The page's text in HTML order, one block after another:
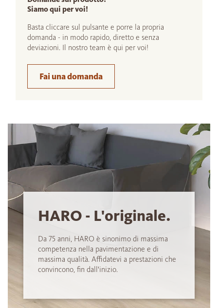
Siamo qui per voi!
Basta cliccare sul pulsante e porre la propria
domanda - in modo rapido, diretto e senza
deviazioni. Il nostro team è qui per voi!
Fai una domanda
HARO - L'originale.
Da 75 anni, HARO è sinonimo di massima
competenza nella pavimentazione e di
massima qualità. Affidatevi a prestazioni che
convincono, fin dall'inizio.